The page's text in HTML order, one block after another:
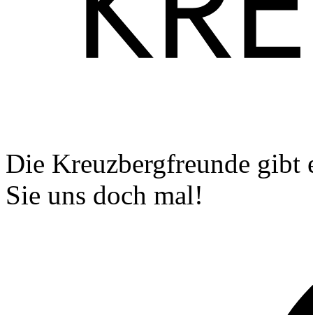
Die Kreuzbergfreunde gibt
Sie uns doch mal!